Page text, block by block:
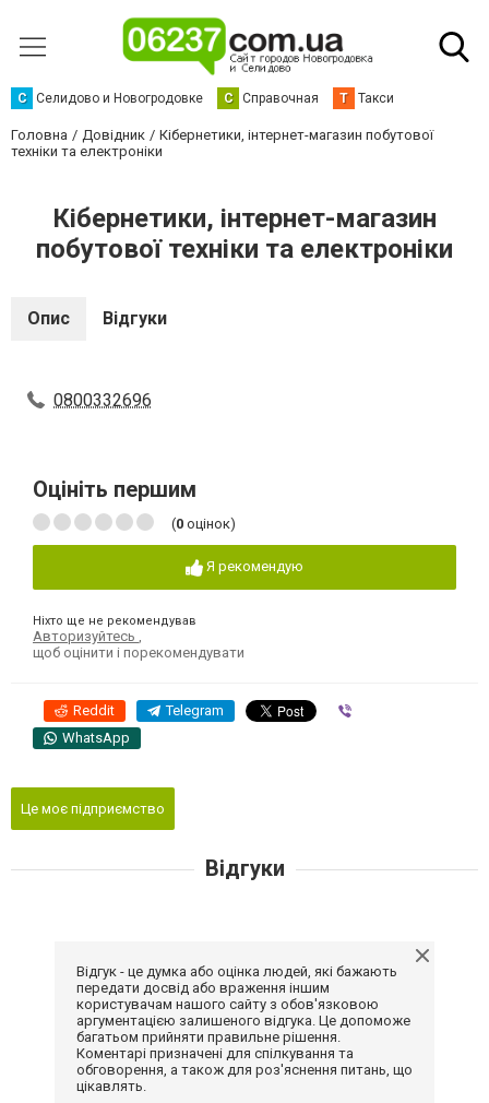
С Селидово и Новогродовке С Справочная Т Такси
Головна Довідник
Кібернетики, інтернет-магазин побутової
техніки та електроніки
Кібернетики, інтернет-магазин
побутової техніки та електроніки
Опис Відгуки
0800332696
Оцініть першим
(0 оцінок)
Я рекомендую
Ніхто ще не рекомендував
Авторизуйтесь
щоб оцінити і порекомендувати
Reddit Telegram
WhatsApp
Це моє підприємство
Відгуки
Відгук - це думка або оцінка людей, які бажають
передати досвід або враження іншим
користувачам нашого сайту з обов'язковою
аргументацією залишеного відгука. Це допоможе
багатьом прийняти правильне рішення.
Коментарі призначені для спілкування та
обговорення, а також для роз'яснення питань, що
цікавлять.